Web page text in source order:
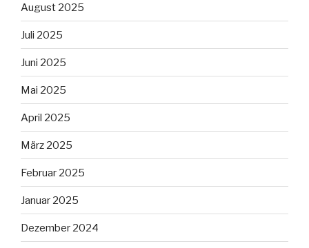
August 2025
Juli 2025
Juni 2025
Mai 2025
April 2025
März 2025
Februar 2025
Januar 2025
Dezember 2024